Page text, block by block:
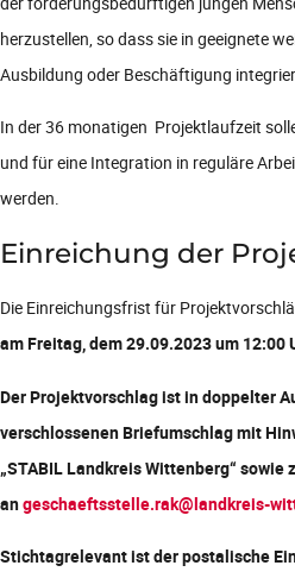
herzustellen, so dass sie in geeignete
Ausbildung oder Beschäftigung
In der 36 monatigen Projektlaufzeit
und für eine Integration in reguläre
werden.
Einreichung der
Die Einreichungsfrist für
am Freitag, dem 29.09.2023 um 12:00
Der Projektvorschlag ist in doppelter
verschlossenen Briefumschlag mit
„STABIL Landkreis Wittenberg“
angeschaeftsstelle.rak@landkreis-
Stichtagrelevant ist der postalische